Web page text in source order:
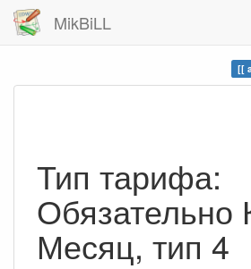
MikBiLL
Тип тарифа:
Обязательно
Месяц, тип 4